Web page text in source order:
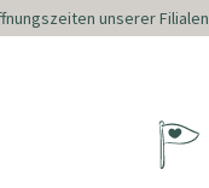
unserer Filialen